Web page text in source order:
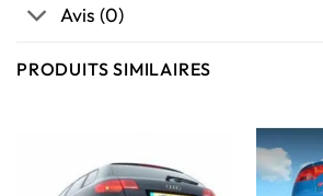
Avis (0)
PRODUITS SIMILAIRES